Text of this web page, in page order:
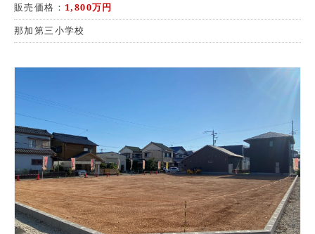
販売価格： 1,800万円
那加第三小学校